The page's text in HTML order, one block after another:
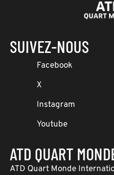
SUIVEZ-NOUS
Facebook
X
Instagram
Youtube
ATD QUART
ATD Quart Monde